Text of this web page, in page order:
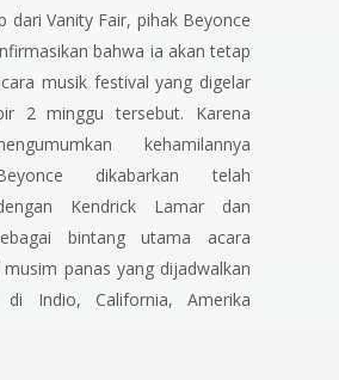
dari Vanity Fair, pihak Beyonce
bahwa ia akan tetap
musik festival yang digelar
2 minggu tersebut. Karena
kehamilannya
dikabarkan telah
Kendrick Lamar dan
bintang utama acara
panas yang dijadwalkan
di Indio, California, Amerika